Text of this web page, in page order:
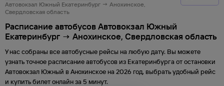
Автовокзал Южный Екатеринбург → Анохинское,
Свердловская область
Расписание автобусов Автовокзал Южный
Екатеринбург → Анохинское, Свердловская область
У нас собраны все автобусные рейсы на любую дату. Вы можете
узнать точное расписание автобусов из Екатеринбурга отостановки
Автовокзал Южный в Анохинское на 2026 год, выбрать удобный рейс
и купить билет онлайн за 5 минут.